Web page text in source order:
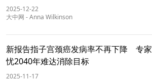
2025-12-22
大中网 -Anna Wilkinson
新报告指子宫颈癌发病率不再下降 专家
忧2040年难达消除目标
2025-11-17